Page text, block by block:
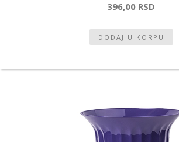
396,00 RSD